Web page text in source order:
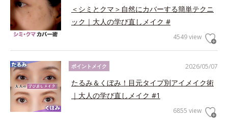
＜シミとクマ＞自然にカバーする簡単テクニ
ック｜大人の学び直しメイク #
4549 view
2026/05/07
ポイントメイク
たるみ＆くぼみ！目元タイプ別アイメイク術
｜大人の学び直しメイク #1
6855 view